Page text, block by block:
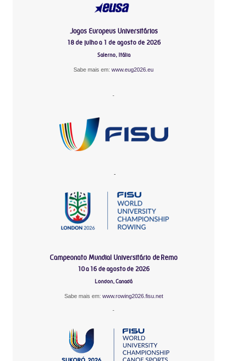
Jogos Europeus Universitários
18 de julho a 1 de agosto de 2026
Salerno, Itália
Sabe mais em: www.eug2026.eu
-
-
Campeonato Mundial Universitário de Remo
10 a 16 de agosto de 2026
London, Canadá
Sabe mais em: www.rowing2026.fisu.net
-